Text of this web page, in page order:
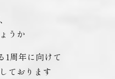
うか
1周年に向けて
ております